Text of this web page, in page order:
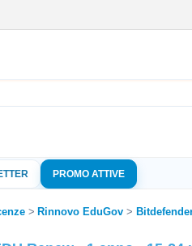
nome utente e la
clicca sul pulsante
Nome utente:
PROMO ATTIVE
Rinnovo EduGov